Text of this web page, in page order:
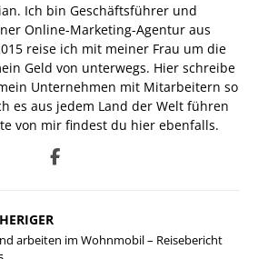
Ich bin Geschäftsführer und
Online-Marketing-Agentur aus
reise ich mit meiner Frau um die
Geld von unterwegs. Hier schreibe
Unternehmen mit Mitarbeitern so
es aus jedem Land der Welt führen
von mir findest du hier ebenfalls.
arbeiten im Wohnmobil – Reisebericht